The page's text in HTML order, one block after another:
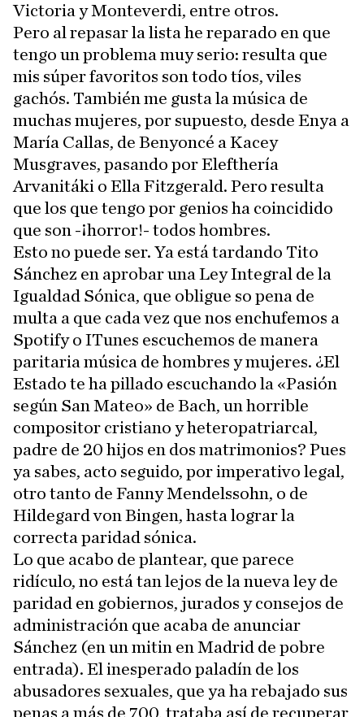
Victoria y Monteverdi, entre otros.
Pero al repasar la lista he reparado en que
tengo un problema muy serio: resulta que
mis súper favoritos son todo tíos, viles
gachós. También me gusta la música de
muchas mujeres, por supuesto, desde Enya a
María Callas, de Benyoncé a Kacey
Musgraves, pasando por Elefthería
Arvanitáki o Ella Fitzgerald. Pero resulta
que los que tengo por genios ha coincidido
que son -¡horror!- todos hombres.
Esto no puede ser. Ya está tardando Tito
Sánchez en aprobar una Ley Integral de la
Igualdad Sónica, que obligue so pena de
multa a que cada vez que nos enchufemos a
Spotify o ITunes escuchemos de manera
paritaria música de hombres y mujeres. ¿El
Estado te ha pillado escuchando la «Pasión
según San Mateo» de Bach, un horrible
compositor cristiano y heteropatriarcal,
padre de 20 hijos en dos matrimonios? Pues
ya sabes, acto seguido, por imperativo legal,
otro tanto de Fanny Mendelssohn, o de
Hildegard von Bingen, hasta lograr la
correcta paridad sónica.
Lo que acabo de plantear, que parece
ridículo, no está tan lejos de la nueva ley de
paridad en gobiernos, jurados y consejos de
administración que acaba de anunciar
Sánchez (en un mitin en Madrid de pobre
entrada). El inesperado paladín de los
abusadores sexuales, que ya ha rebajado sus
penas a más de 700, trataba así de recuperar